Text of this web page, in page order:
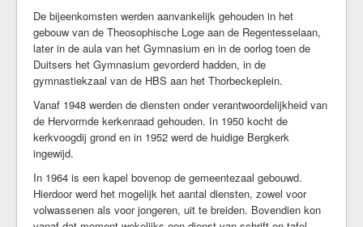
Kapeldienst
Zondagse Eredienst
Avondgebed
Bijzondere diensten
Kerkdienst gemist
Ouder-en-kind vieringen
Kerkdienst bij stukjes en beetjes
Commissie Eredienst
Jeugd/jongeren
De bijeenkomsten werden aanvankelijk gehouden in het
gebouw van de Theosophische Loge aan de Regentesselaan,
later in de aula van het Gymnasium en in de oorlog toen de
Duitsers het Gymnasium gevorderd hadden, in de
gymnastiekzaal van de HBS aan het Thorbeckeplein.
Vanaf 1948 werden de diensten onder verantwoordelijkheid van
de Hervormde kerkenraad gehouden. In 1950 kocht de
kerkvoogdij grond en in 1952 werd de huidige Bergkerk
ingewijd.
In 1964 is een kapel bovenop de gemeentezaal gebouwd.
Hierdoor werd het mogelijk het aantal diensten, zowel voor
volwassenen als voor jongeren, uit te breiden. Bovendien kon